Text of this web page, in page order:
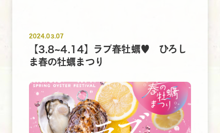
2024.03.07
【3.8~4.14】ラブ春牡蠣♥ ひろし
ま春の牡蠣まつり